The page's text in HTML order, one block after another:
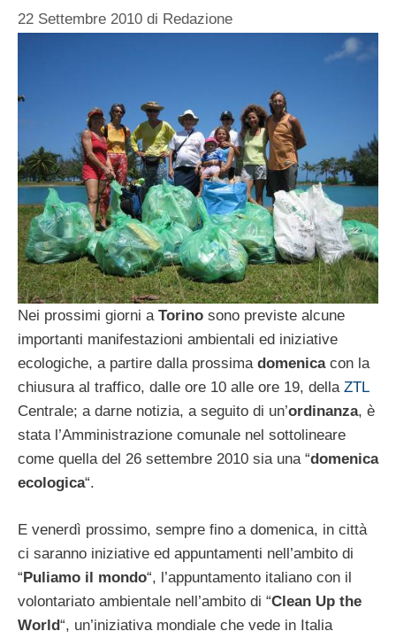
22 Settembre 2010 di Redazione
Nei prossimi giorni a Torino sono previste alcune
importanti manifestazioni ambientali ed iniziative
ecologiche, a partire dalla prossima domenica con la
chiusura al traffico, dalle ore 10 alle ore 19, della ZTL
Centrale; a darne notizia, a seguito di un’ordinanza, è
stata l’Amministrazione comunale nel sottolineare
come quella del 26 settembre 2010 sia una “domenica
ecologica“.
E venerdì prossimo, sempre fino a domenica, in città
ci saranno iniziative ed appuntamenti nell’ambito di
“Puliamo il mondo“, l’appuntamento italiano con il
volontariato ambientale nell’ambito di “Clean Up the
World“, un’iniziativa mondiale che vede in Italia